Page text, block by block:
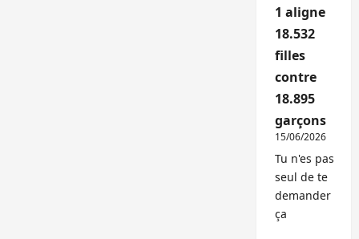
1 aligne
18.532
filles
contre
18.895
garçons
15/06/2026
Tu n'es pas
seul de te
demander
ça